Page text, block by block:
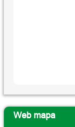
Web mapa